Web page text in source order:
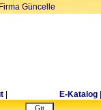
Firma Güncelle
E-Katalog